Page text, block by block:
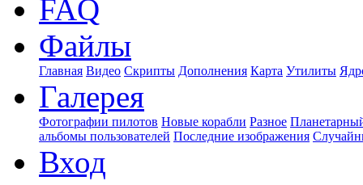
FAQ
Файлы
Главная Видео Скрипты Дополнения Карта Утилиты
Галерея
Фотографии пилотов Новые корабли Разное
альбомы пользователей Последние изображения
Вход